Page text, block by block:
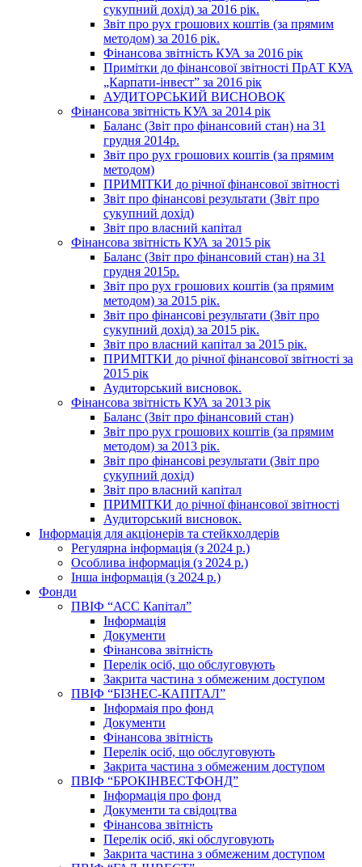
сукупний дохід) за 2016 рік.
Звіт про рух грошових коштів (за прямим
методом) за 2016 рік.
Фінансова звітність КУА за 2016 рік
Примітки до фінансової звітності ПрАТ КУА
„Карпати-інвест” за 2016 рік
АУДИТОРСЬКИЙ ВИСНОВОК
Фінансова звітність КУА за 2014 рік
Баланс (Звіт про фінансовий стан) на 31
грудня 2014р.
Звіт про рух грошових коштів (за прямим
методом)
ПРИМІТКИ до річної фінансової звітності
Звіт про фінансові результати (Звіт про
сукупний дохід)
Звіт про власний капітал
Фінансова звітність КУА за 2015 рік
Баланс (Звіт про фінансовий стан) на 31
грудня 2015р.
Звіт про рух грошових коштів (за прямим
методом) за 2015 рік.
Звіт про фінансові результати (Звіт про
сукупний дохід) за 2015 рік.
Звіт про власний капітал за 2015 рік.
ПРИМІТКИ до річної фінансової звітності за
2015 рік
Аудиторський висновок.
Фінансова звітність КУА за 2013 рік
Баланс (Звіт про фінансовий стан)
Звіт про рух грошових коштів (за прямим
методом) за 2013 рік.
Звіт про фінансові результати (Звіт про
сукупний дохід)
Звіт про власний капітал
ПРИМІТКИ до річної фінансової звітності
Аудиторський висновок.
Інформація для акціонерів та стейкхолдерів
Регулярна інформація (з 2024 р.)
Особлива інформація (з 2024 р.)
Інша інформація (з 2024 р.)
Фонди
ПВІФ “АСС Капітал”
Інформація
Документи
Фінансова звітність
Перелік осіб, що обслуговують
Закрита частина з обмеженим доступом
ПВІФ “БІЗНЕС-КАПІТАЛ”
Інформаія про фонд
Документи
Фінансова звітність
Перелік осіб, що обслуговують
Закрита частина з обмеженим доступом
ПВІФ “БРОКІНВЕСТФОНД”
Інформація про фонд
Документи та свідоцтва
Фінансова звітність
Перелік осіб, які обслуговують
Закрита частина з обмеженим доступом